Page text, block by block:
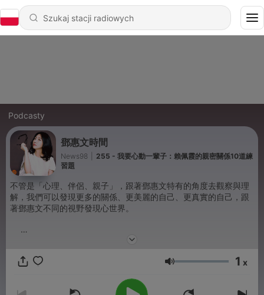
Podcasty
鄧惠文時間
News98
255 - 我要心動一輩子：賴佩霞的親密關係10道練
習題
不管是「心理、伴侶、親子」，跟著鄧惠文特有的角度去觀察與理
解，我們可以發現更多的關係、更美麗的自己、更真實的自己，跟
著鄧惠文不同的視野發現心世界。
聯絡我們：news98radio@gmail.com
Powered by
Głośność 1 x